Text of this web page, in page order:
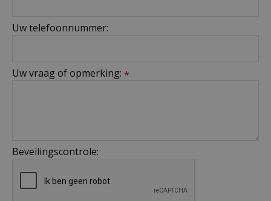
Uw telefoonnummer:
Uw vraag of opmerking: *
Beveilingscontrole: